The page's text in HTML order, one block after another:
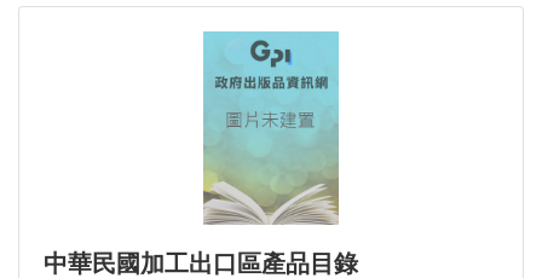
中華民國加工出口區產品目錄